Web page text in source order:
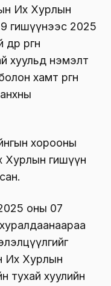
Их Хурлын
гишүүнээс 2025
өргөн
хуульд нэмэлт
хамт өргөн
хорооны
Хурлын гишүүн
оны 07
Их Хурлын
тухай хуулийн